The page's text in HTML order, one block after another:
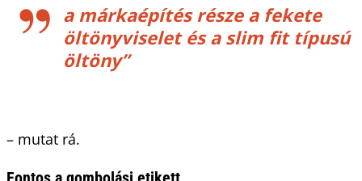
a márkaépítés része a fekete
öltönyviselet és a slim fit típusú
öltöny”
– mutat rá.